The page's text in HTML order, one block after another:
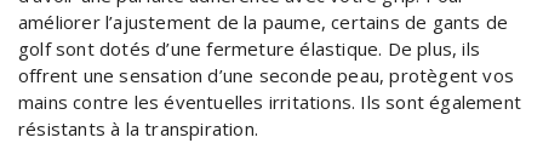
améliorer l’ajustement de la paume, certains de gants de
golf sont dotés d’une fermeture élastique. De plus, ils
offrent une sensation d’une seconde peau, protègent vos
mains contre les éventuelles irritations. Ils sont également
résistants à la transpiration.